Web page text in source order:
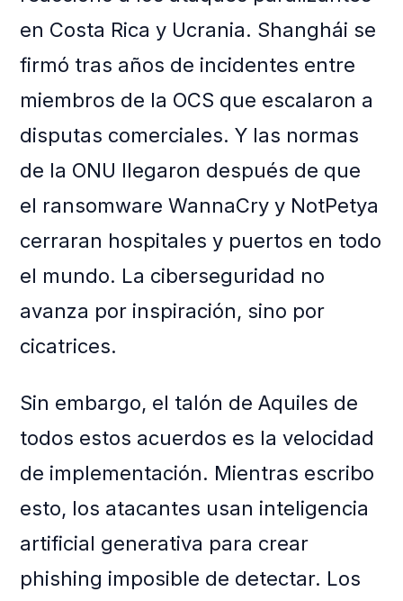
en Costa Rica y Ucrania. Shanghái se
firmó tras años de incidentes entre
miembros de la OCS que escalaron a
disputas comerciales. Y las normas
de la ONU llegaron después de que
el ransomware WannaCry y NotPetya
cerraran hospitales y puertos en todo
el mundo. La ciberseguridad no
avanza por inspiración, sino por
cicatrices.
Sin embargo, el talón de Aquiles de
todos estos acuerdos es la velocidad
de implementación. Mientras escribo
esto, los atacantes usan inteligencia
artificial generativa para crear
phishing imposible de detectar. Los